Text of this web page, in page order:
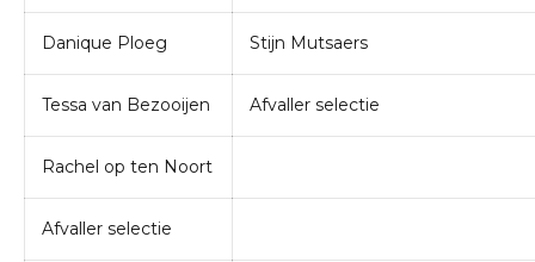
Danique Ploeg Stijn Mutsaers
Tessa van Bezooijen Afvaller selectie
Rachel op ten Noort
Afvaller selectie